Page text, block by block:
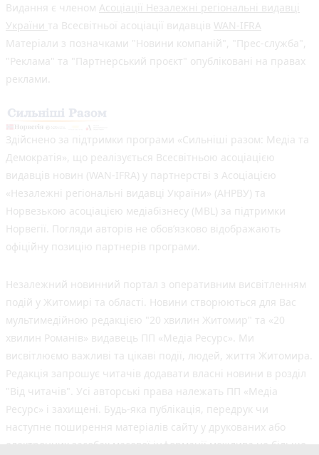
Видання є членом Асоціації Незалежні регіональні видавці
України та Всесвітньої асоціації видавців WAN-IFRA
Матеріали з позначками "Новини компаній", "Прес-служба",
"Реклама" та "Партнерський проєкт" опубліковані на правах
реклами.
Здійснено за підтримки програми «Сильніші разом: Медіа та
Демократія», що реалізується Всесвітньою асоціацією
видавців новин (WAN-IFRA) у партнерстві з Асоціацією
«Незалежні регіональні видавці України» (АНРВУ) та
Норвезькою асоціацією медіабізнесу (MBL) за підтримки
Норвегії. Погляди авторів не обов’язково відображають
офіційну позицію партнерів програми.
Незалежний новинний портал з оперативним висвітленням
подій у Житомирі та області. Новини створюються для Вас
мультимедійною редакцією "20 хвилин Житомир" та «20
хвилин Романів» видавець ПП «Медіа Ресурс». Ми
висвітлюємо важливі та цікаві події, людей, життя Житомира.
Редакція запрошує читачів додавати власні новини в розділ
"Від читачів". Усі авторські права належать ПП «Медіа
Ресурс» і захищені. Будь-яка публiкацiя, передрук чи
наступне поширення матеріалів сайту у друкованих або
електронних засобах масової інформації можлива не більше